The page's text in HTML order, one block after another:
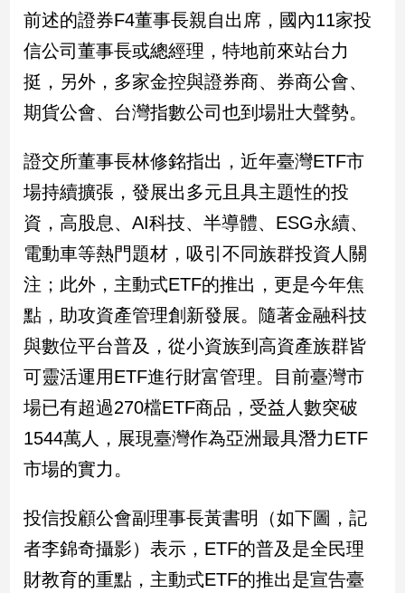
點
觀
點
兩
岸/
國
際
會/
地
方
新
冠
毒
專
區
台
灣
觀
點
前述的證券F4董事長親自出席，國內11家投
信公司董事長或總經理，特地前來站台力
挺，另外，多家金控與證券商、券商公會、
期貨公會、台灣指數公司也到場壯大聲勢。
證交所董事長林修銘指出，近年臺灣ETF市
場持續擴張，發展出多元且具主題性的投
資，高股息、AI科技、半導體、ESG永續、
電動車等熱門題材，吸引不同族群投資人關
注；此外，主動式ETF的推出，更是今年焦
點，助攻資產管理創新發展。隨著金融科技
與數位平台普及，從小資族到高資產族群皆
可靈活運用ETF進行財富管理。目前臺灣市
場已有超過270檔ETF商品，受益人數突破
1544萬人，展現臺灣作為亞洲最具潛力ETF
市場的實力。
投信投顧公會副理事長黃書明（如下圖，記
者李錦奇攝影）表示，ETF的普及是全民理
財教育的重點，主動式ETF的推出是宣告臺